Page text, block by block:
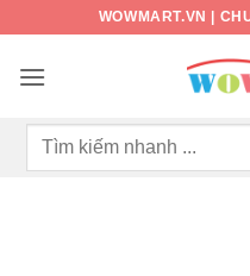
nội
WOWMART.VN |
Tìm